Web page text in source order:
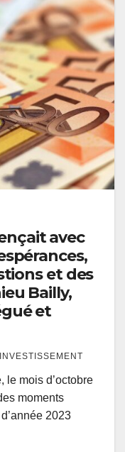
avec
et des
Bailly,
et
le mois d’octobre
moments
2023